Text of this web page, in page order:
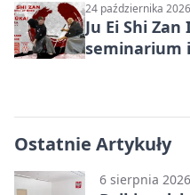
24 października
Ju Ei Shi
seminarium
Ostatnie Artykuły
6 sierpnia 2026